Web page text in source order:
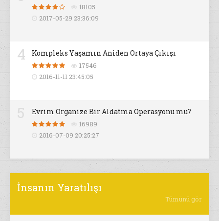
18105
2017-05-29 23:36:09
4 Kompleks Yaşamın Aniden Ortaya Çıkışı
17546
2016-11-11 23:45:05
Evrim Organize Bir Aldatma Operasyonu mu?
16989
2016-07-09 20:25:27
İnsanın Yaratılışı
Tümünü gör